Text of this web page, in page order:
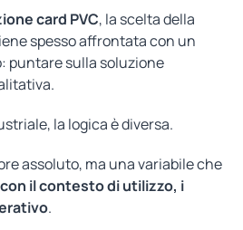
card PVC, la scelta della
spesso affrontata con un
puntare sulla soluzione
la logica è diversa.
assoluto, ma una variabile che
il contesto di utilizzo, i
.